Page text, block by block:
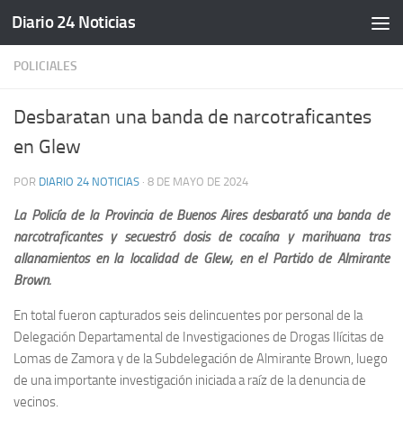
Saltar al contenido
Diario 24 Noticias
POLICIALES
Desbaratan una banda de narcotraficantes
en Glew
POR DIARIO 24 NOTICIAS · 8 DE MAYO DE 2024
La Policía de la Provincia de Buenos Aires desbarató una banda de
narcotraficantes y secuestró dosis de cocaína y marihuana tras
allanamientos en la localidad de Glew, en el Partido de Almirante
Brown.
En total fueron capturados seis delincuentes por personal de la
Delegación Departamental de Investigaciones de Drogas Ilícitas de
Lomas de Zamora y de la Subdelegación de Almirante Brown, luego
de una importante investigación iniciada a raíz de la denuncia de
vecinos.